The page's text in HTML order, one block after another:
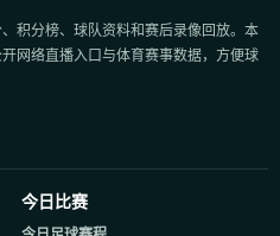
积分榜、球队资料和赛后录像回放。本
网络直播入口与体育赛事数据，方便球
今日比赛